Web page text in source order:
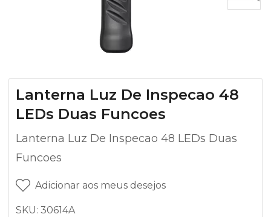
Lanterna Luz De Inspecao 48
LEDs Duas Funcoes
Lanterna Luz De Inspecao 48 LEDs Duas
Funcoes
Adicionar aos meus desejos
SKU: 30614A